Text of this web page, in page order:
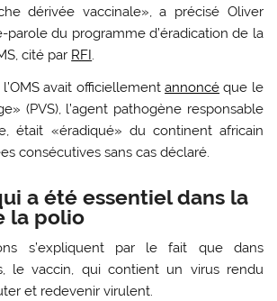
dérivée vaccinale», a précisé Oliver
parole du programme d’éradication de la
cité par RFI .
avait officiellementannoncé que le
(PVS), l’agent pathogène responsable
était «éradiqué» du continent africain
consécutives sans cas déclaré.
a été essentiel dans la
la polio
s’expliquent par le fait que dans
le vaccin, qui contient un virus rendu
et redevenir virulent.